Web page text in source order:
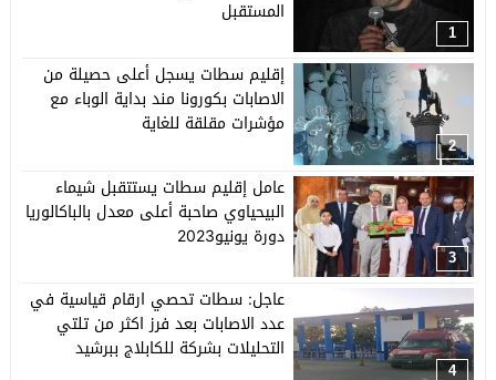
1
المستقبل
2
إقليم سطات يسجل أعلى حصيلة من
الاصابات بكورونا مند بداية الوباء مع
مؤشرات مقلقة للغاية
3
عامل إقليم سطات يستتقبل شيماء
البيحياوي صاحبة أعلى معدل بالباكالوريا
دورة يونيو2023
4
عاجل: سطات تحصي ارقام قياسية في
عدد الاصابات بعد فرز اكثر من تلتي
التحليلات بشركة للكابلاج ببرشيد